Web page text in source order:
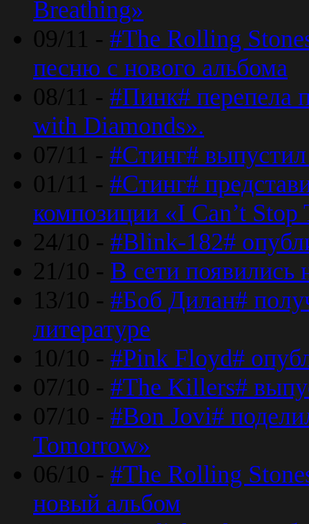
Breathing»
09/11 - #The Rolling
песню с нового альбома
08/11 - #Пинк# перепела
with Diamonds».
07/11 - #Стинг#
01/11 - #Стинг#
композиции «I Can’t
24/10 - #Blink-182#
21/10 - В сети появились
13/10 - #Боб Дилан#
литературе
10/10 - #Pink Floyd#
07/10 - #The Killers#
07/10 - #Bon Jovi#
Tomorrow»
06/10 - #The Rolling
новый альбом